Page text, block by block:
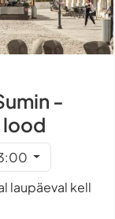
-
lood
laupäeval kell